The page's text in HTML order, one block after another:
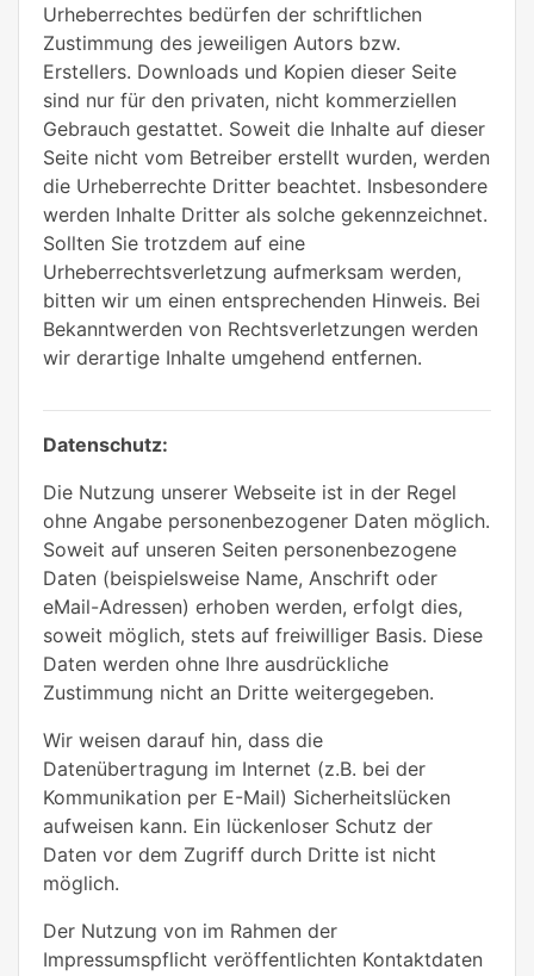
Urheberrechtes bedürfen der schriftlichen
Zustimmung des jeweiligen Autors bzw.
Erstellers. Downloads und Kopien dieser Seite
sind nur für den privaten, nicht kommerziellen
Gebrauch gestattet. Soweit die Inhalte auf dieser
Seite nicht vom Betreiber erstellt wurden, werden
die Urheberrechte Dritter beachtet. Insbesondere
werden Inhalte Dritter als solche gekennzeichnet.
Sollten Sie trotzdem auf eine
Urheberrechtsverletzung aufmerksam werden,
bitten wir um einen entsprechenden Hinweis. Bei
Bekanntwerden von Rechtsverletzungen werden
wir derartige Inhalte umgehend entfernen.
Datenschutz:
Die Nutzung unserer Webseite ist in der Regel
ohne Angabe personenbezogener Daten möglich.
Soweit auf unseren Seiten personenbezogene
Daten (beispielsweise Name, Anschrift oder
eMail-Adressen) erhoben werden, erfolgt dies,
soweit möglich, stets auf freiwilliger Basis. Diese
Daten werden ohne Ihre ausdrückliche
Zustimmung nicht an Dritte weitergegeben.
Wir weisen darauf hin, dass die
Datenübertragung im Internet (z.B. bei der
Kommunikation per E-Mail) Sicherheitslücken
aufweisen kann. Ein lückenloser Schutz der
Daten vor dem Zugriff durch Dritte ist nicht
möglich.
Der Nutzung von im Rahmen der
Impressumspflicht veröffentlichten Kontaktdaten